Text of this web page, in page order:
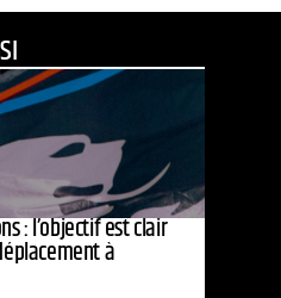
: l’objectif est clair
à